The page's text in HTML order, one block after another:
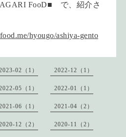
FooD■ で、紹介さ
hyougo/ashiya-gento
02（1） 2022-12（1）
05（1） 2022-01（1）
06（1） 2021-04（2）
12（2） 2020-11（2）